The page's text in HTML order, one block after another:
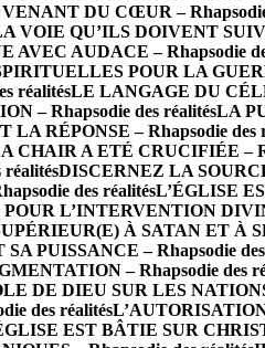
DU CŒUR – Rhapsodie
VOIE QU’ILS DOIVENT
AUDACE – Rhapsodie
POUR LA
réalitésLE LANGAGE DU
– Rhapsodie des réalitésLA
RÉPONSE – Rhapsodie des
CHAIR A ETÉ CRUCIFIÉE –
DISCERNEZ LA
des réalitésL’ÉGLISE
L’INTERVENTION
À SATAN ET À
PUISSANCE – Rhapsodie
– Rhapsodie des
DE DIEU SUR LES NATIONS
des réalités
EST BÂTIE SUR